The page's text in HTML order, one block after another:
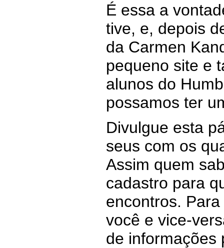
É essa a
tive, e, depois
da Carmen
pequeno site e
alunos do
possamos ter
Divulgue esta
seus com os
Assim quem
cadastro para
encontros.
você e vice-
de informações